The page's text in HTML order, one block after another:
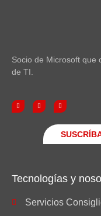
Socio de Microsoft que
de TI.
Tecnologías y
Servicios